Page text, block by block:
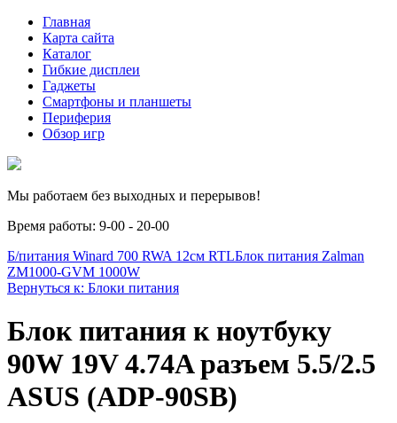
Главная
Карта сайта
Каталог
Гибкие дисплеи
Гаджеты
Смартфоны и планшеты
Периферия
Обзор игр
Мы работаем без выходных и перерывов!
Время работы: 9-00 - 20-00
Б/питания Winard 700 RWA 12см RTLБлок питания Zalman
ZM1000-GVM 1000W
Вернуться к: Блоки питания
Блок питания к ноутбуку
90W 19V 4.74A разъем 5.5/2.5
ASUS (ADP-90SB)